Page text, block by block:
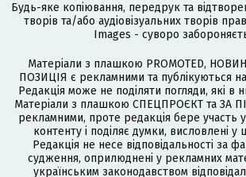
Будь-яке копіювання, передрук та
творів та/або аудіовізуальних творів
Images - суворо
Матеріали з плашкою PROMOTED,
ПОЗИЦІЯ є рекламними та публікуються
Редакція може не поділяти погляди, які в
Матеріали з плашкою СПЕЦПРОЄКТ та ЗА
рекламними, проте редакція бере участь у
контенту і поділяє думки, висловлені у
Редакція не несе відповідальності за
судження, оприлюднені у рекламних
українським законодавством